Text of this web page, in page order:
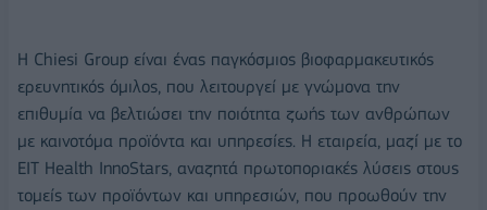
Η Chiesi Group είναι ένας παγκόσμιος βιοφαρμακευτικός
ερευνητικός όμιλος, που λειτουργεί με γνώμονα την
επιθυμία να βελτιώσει την ποιότητα ζωής των ανθρώπων
με καινοτόμα προϊόντα και υπηρεσίες. Η εταιρεία, μαζί με το
EIT Health InnoStars, αναζητά πρωτοποριακές λύσεις στους
τομείς των προϊόντων και υπηρεσιών, που προωθούν την